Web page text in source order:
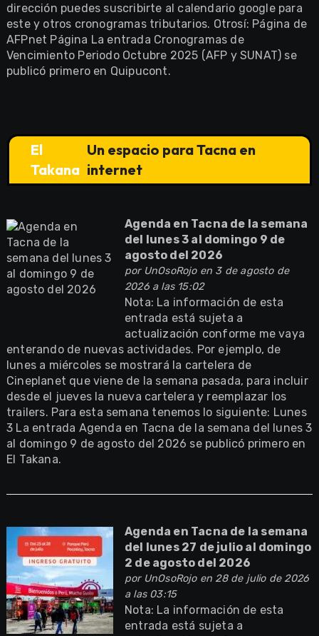
dirección puedes suscribirte al calendario google para
este y otros cronogramas tributarios. Otrosí: Página de
AFPnet Página La entrada Cronogramas de
Vencimiento Periodo Octubre 2025 (AFP y SUNAT) se
publicó primero en Quipucont.
El
Takana
Un espacio para Tacna en
internet
Agenda en Tacna de la semana
del lunes 3 al domingo 9 de
agosto del 2026
por UnOsoRojoen 3 de agosto de
2026 a las 15:02
Nota: La información de esta
entrada está sujeta a
actualización conforme me vaya
enterando de nuevas actividades. Por ejemplo, de
lunes a miércoles se mostrará la cartelera de
Cineplanet que viene de la semana pasada, para incluir
desde el jueves la nueva cartelera y reemplazar los
trailers. Para esta semana tenemos lo siguiente: Lunes
3 La entrada Agenda en Tacna de la semana del lunes 3
al domingo 9 de agosto del 2026 se publicó primero en
El Takana.
Agenda en Tacna de la semana
del lunes 27 de julio al domingo
2 de agosto del 2026
por UnOsoRojoen 28 de julio de 2026
a las 03:15
Nota: La información de esta
entrada está sujeta a